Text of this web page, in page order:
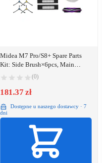
Midea M7 Pro/S8+ Spare Parts
Kit: Side Brush×6pcs, Main
Brush×1pc, HEPA Filter×3pcs,
Mopping Cloth×2pcs
(0)
181.37 zł
Dostępne u naszego dostawcy · 7
dni